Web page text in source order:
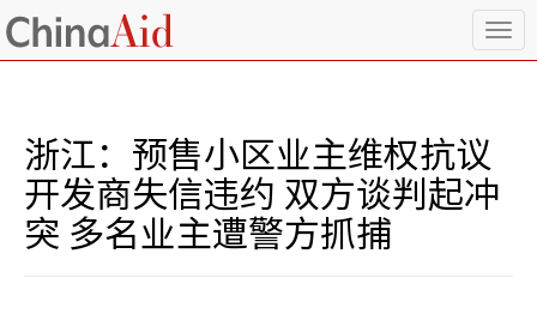
T
o
a
浙江：预售小区业主维权抗议
开发商失信违约 双方谈判起冲
突 多名业主遭警方抓捕